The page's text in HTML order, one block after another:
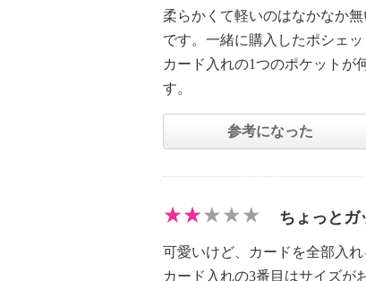
柔らかくて軽いのはなかなか
です。一緒に購入したポシェ
カード入れの1つのポケット
す。
参考になった
ちょっとガ
可愛いけど、カードを全部入
カード入れの3番目はサイズが